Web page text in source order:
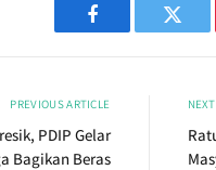
Facebook
PREVIOUS ARTICLE
PDIP Gelar
Bagikan Beras